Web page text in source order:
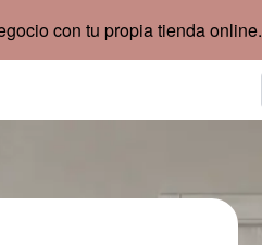
con tu propia tienda online.